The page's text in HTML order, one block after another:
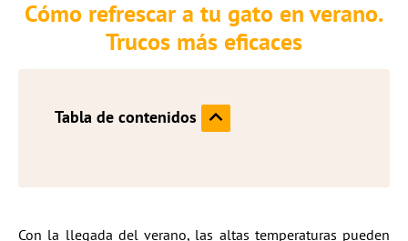
Cómo refrescar a tu gato en verano.
Trucos más eficaces
Tabla de contenidos
Con la llegada del verano, las altas temperaturas pueden